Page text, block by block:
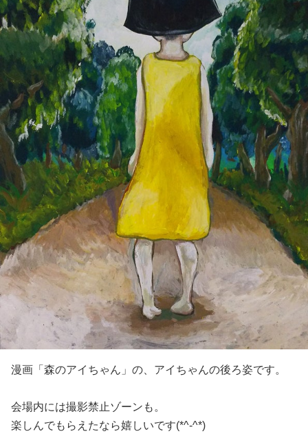
漫画「森のアイちゃん」の、アイちゃんの後ろ姿です。
会場内には撮影禁止ゾーンも。
楽しんでもらえたなら嬉しいです(*^-^*)